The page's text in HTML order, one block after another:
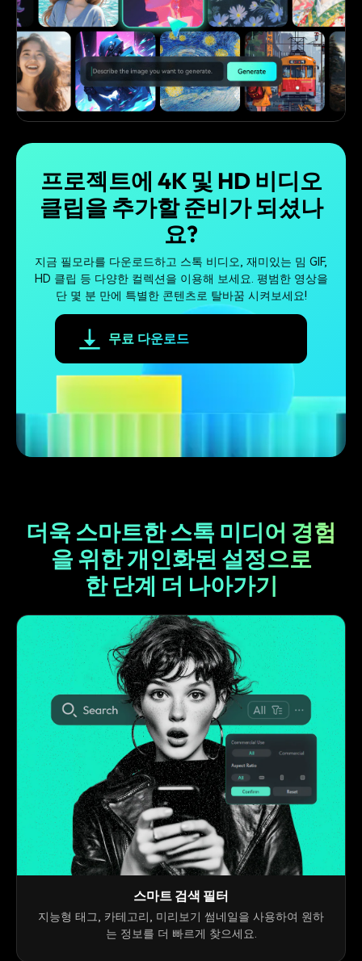
프로젝트에 4K 및 HD 비디오
클립을 추가할 준비가 되셨나
요?
지금 필모라를 다운로드하고 스톡 비디오, 재미있는 밈 GIF,
HD 클립 등 다양한 컬렉션을 이용해 보세요. 평범한 영상을
단 몇 분 만에 특별한 콘텐츠로 탈바꿈 시켜보세요!
무료 다운로드
더욱 스마트한 스톡 미디어 경험
을 위한 개인화된 설정으로
한 단계 더 나아가기
스마트 검색 필터
지능형 태그, 카테고리, 미리보기 썸네일을 사용하여 원하
는 정보를 더 빠르게 찾으세요.